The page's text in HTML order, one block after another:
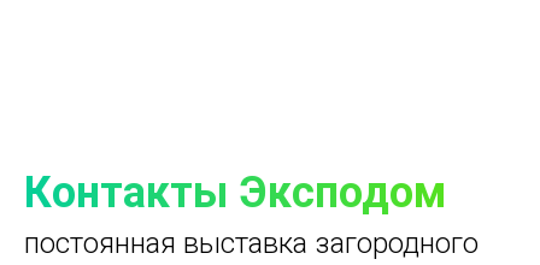
Контакты Эксподом
постоянная выставка загородного